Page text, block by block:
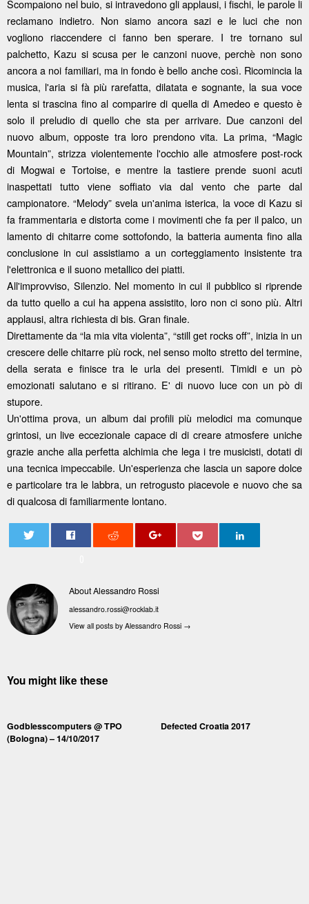
Scompaiono nel buio, si intravedono gli applausi, i fischi, le parole li
reclamano indietro. Non siamo ancora sazi e le luci che non
vogliono riaccendere ci fanno ben sperare. I tre tornano sul
palchetto, Kazu si scusa per le canzoni nuove, perchè non sono
ancora a noi familiari, ma in fondo è bello anche così. Ricomincia la
musica, l'aria si fà più rarefatta, dilatata e sognante, la sua voce
lenta si trascina fino al comparire di quella di Amedeo e questo è
solo il preludio di quello che sta per arrivare. Due canzoni del
nuovo album, opposte tra loro prendono vita. La prima, “Magic
Mountain”, strizza violentemente l'occhio alle atmosfere post-rock
di Mogwai e Tortoise, e mentre la tastiere prende suoni acuti
inaspettati tutto viene soffiato via dal vento che parte dal
campionatore. “Melody” svela un'anima isterica, la voce di Kazu si
fa frammentaria e distorta come i movimenti che fa per il palco, un
lamento di chitarre come sottofondo, la batteria aumenta fino alla
conclusione in cui assistiamo a un corteggiamento insistente tra
l'elettronica e il suono metallico dei piatti.
All'improvviso, Silenzio. Nel momento in cui il pubblico si riprende
da tutto quello a cui ha appena assistito, loro non ci sono più. Altri
applausi, altra richiesta di bis. Gran finale.
Direttamente da “la mia vita violenta”, “still get rocks off”, inizia in un
crescere delle chitarre più rock, nel senso molto stretto del termine,
della serata e finisce tra le urla dei presenti. Timidi e un pò
emozionati salutano e si ritirano. E' di nuovo luce con un pò di
stupore.
Un'ottima prova, un album dai profili più melodici ma comunque
grintosi, un live eccezionale capace di di creare atmosfere uniche
grazie anche alla perfetta alchimia che lega i tre musicisti, dotati di
una tecnica impeccabile. Un'esperienza che lascia un sapore dolce
e particolare tra le labbra, un retrogusto piacevole e nuovo che sa
di qualcosa di familiarmente lontano.
About Alessandro Rossi
alessandro.rossi@rocklab.it
View all posts by Alessandro Rossi →
You might like these
Godblesscomputers @ TPO
(Bologna) – 14/10/2017
Defected Croatia 2017